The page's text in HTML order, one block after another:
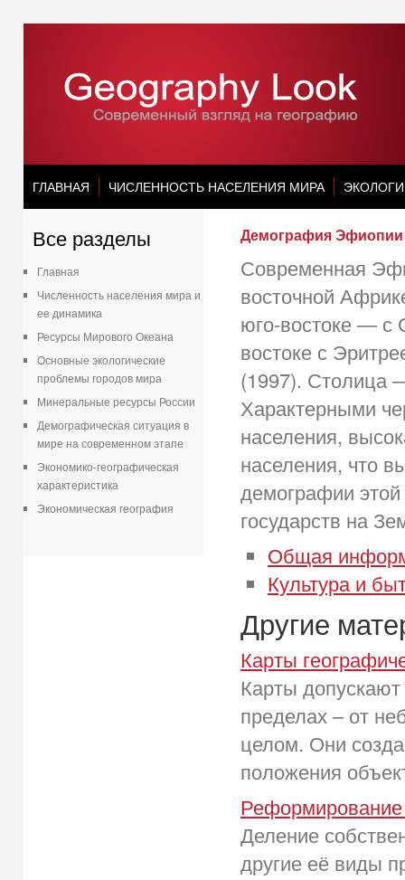
ГЛАВНАЯ ЧИСЛЕННОСТЬ НАСЕЛЕНИЯ МИРА
Все разделы
Главная
Численность населения мира и
ее динамика
Ресурсы Мирового Океана
Основные экологические
проблемы городов мира
Минеральные ресурсы России
Демографическая ситуация в
мире на современном этапе
Экономико-географическая
характеристика
Экономическая география
Демография Эфиопии
Современная
восточной
юго-востоке — с
востоке с
(1997). Столица
Характерными
населения,
населения, что
демографии
государств на
Общая
Культура и
Другие
Карты
Карты
пределах – от
целом. Они
положения
Реформирование
Деление
другие её виды